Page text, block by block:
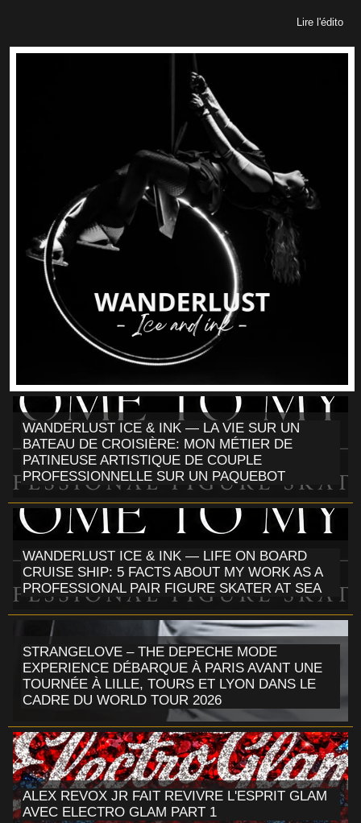
Lire l'édito
WANDERLUST ICE & INK — LA VIE SUR UN
BATEAU DE CROISIÈRE: MON MÉTIER DE
PATINEUSE ARTISTIQUE DE COUPLE
PROFESSIONNELLE SUR UN PAQUEBOT
WANDERLUST ICE & INK — LIFE ON BOARD
CRUISE SHIP: 5 FACTS ABOUT MY WORK AS A
PROFESSIONAL PAIR FIGURE SKATER AT SEA
STRANGELOVE – THE DEPECHE MODE
EXPERIENCE DÉBARQUE À PARIS AVANT UNE
TOURNÉE À LILLE, TOURS ET LYON DANS LE
CADRE DU WORLD TOUR 2026
ALEX REVOX JR FAIT REVIVRE L'ESPRIT GLAM
AVEC ELECTRO GLAM PART 1